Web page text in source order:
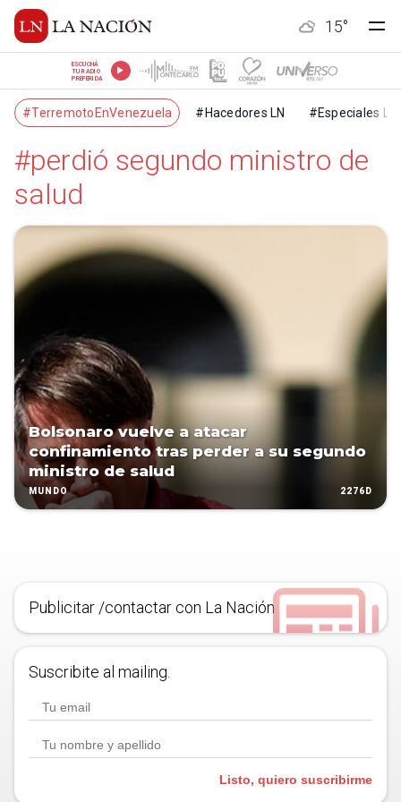
15°
ESCUCHÁ
TU RADIO
PREFERIDA
#TerremotoEnVenezuela #Hacedores LN #Especiales LN
#perdió segundo ministro de
salud
Bolsonaro vuelve a atacar
confinamiento tras perder a su segundo
ministro de salud
MUNDO 2276D
Publicitar /contactar con La Nación
Suscribite al mailing.
Listo, quiero suscribirme